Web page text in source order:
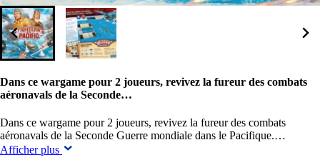
Dans ce wargame pour 2 joueurs, revivez la fureur des combats
aéronavals de la Seconde…
Dans ce wargame pour 2 joueurs, revivez la fureur des combats
aéronavals de la Seconde Guerre mondiale dans le Pacifique.…
Afficher plus